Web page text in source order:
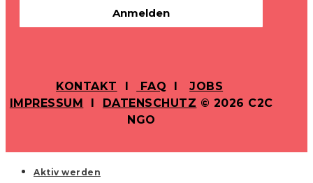
Anmelden
KONTAKT I FAQ IJOBS
IMPRESSUM I DATENSCHUTZ © 2026 C2C
NGO
Aktiv werden